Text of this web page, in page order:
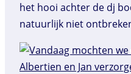
het hooi achter de dj
natuurlijk niet